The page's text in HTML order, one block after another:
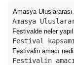
Amasya
Amasya
Festivalde neler
Festival
Festivalin amacı
Festivalin